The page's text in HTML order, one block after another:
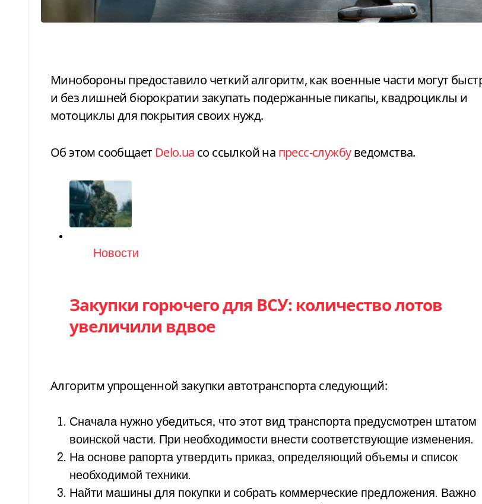
Минобороны предоставило четкий алгоритм, как военные части могут быстро
и без лишней бюрократии закупать подержанные пикапы, квадроциклы и
мотоциклы для покрытия своих нужд.
Об этом сообщает Delo.ua со ссылкой на пресс-службуведомства.
Категория
Новости
Закупки горючего для ВСУ: количество лотов
увеличили вдвое
Алгоритм упрощенной закупки автотранспорта следующий:
Сначала нужно убедиться, что этот вид транспорта предусмотрен штатом
воинской части. При необходимости внести соответствующие изменения.
На основе рапорта утвердить приказ, определяющий объемы и список
необходимой техники.
Найти машины для покупки и собрать коммерческие предложения. Важно